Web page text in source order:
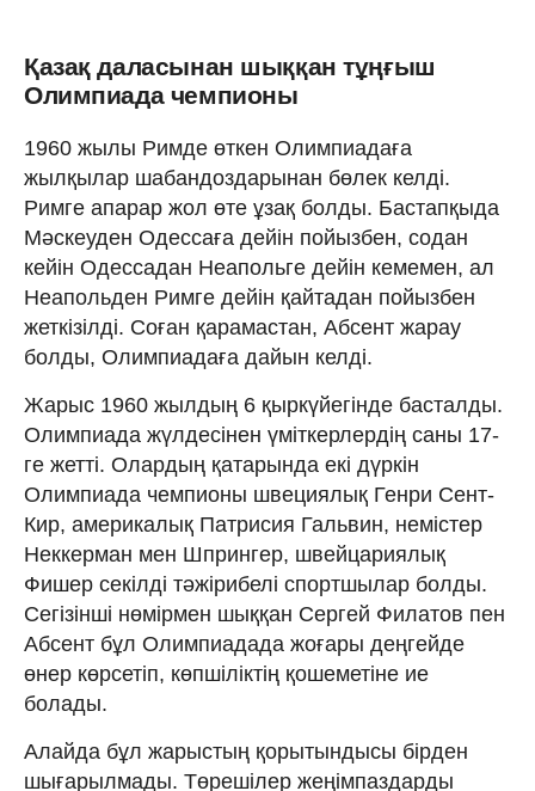
Қазақ даласынан шыққан тұңғыш
Олимпиада чемпионы
1960 жылы Римде өткен Олимпиадаға
жылқылар шабандоздарынан бөлек келді.
Римге апарар жол өте ұзақ болды. Бастапқыда
Мәскеуден Одессаға дейін пойызбен, содан
кейін Одессадан Неапольге дейін кемемен, ал
Неапольден Римге дейін қайтадан пойызбен
жеткізілді. Соған қарамастан, Абсент жарау
болды, Олимпиадаға дайын келді.
Жарыс 1960 жылдың 6 қыркүйегінде басталды.
Олимпиада жүлдесінен үміткерлердің саны 17-
ге жетті. Олардың қатарында екі дүркін
Олимпиада чемпионы швециялық Генри Сент-
Кир, америкалық Патрисия Гальвин, немістер
Неккерман мен Шпрингер, швейцариялық
Фишер секілді тәжірибелі спортшылар болды.
Сегізінші нөмірмен шыққан Сергей Филатов пен
Абсент бұл Олимпиадада жоғары деңгейде
өнер көрсетіп, көпшіліктің қошеметіне ие
болады.
Алайда бұл жарыстың қорытындысы бірден
шығарылмады. Төрешілер жеңімпаздарды